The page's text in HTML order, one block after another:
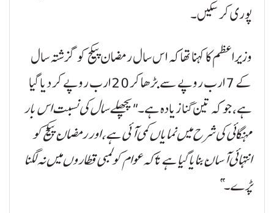
پوری کر سکیں۔
وزیراعظم کا کہنا تھا کہ اس سال رمضان پیکج کو گزشتہ سال
کے 7 ارب روپے سے بڑھا کر 20 ارب روپے کر دیا گیا
ہے، جو کہ تین گنا زیادہ ہے۔"پچھلے سال کی نسبت اس بار
مہنگائی کی شرح میں نمایاں کمی آئی ہے، اور رمضان پیکج کو
انتہائی آسان بنایا گیا ہے تاکہ عوام کو لمبی قطاروں میں نہ لگنا
پڑے۔”